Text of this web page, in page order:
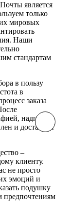
является
только
мировых
Наши
стандартам
в пользу
в
заказа
надписью
и доставлен
–
клиенту.
не просто
эмоций и
подушку
предпочтениям